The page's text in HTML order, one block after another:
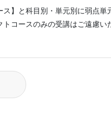
】と科目別・単元別に弱点単
コースのみの受講はご遠慮い